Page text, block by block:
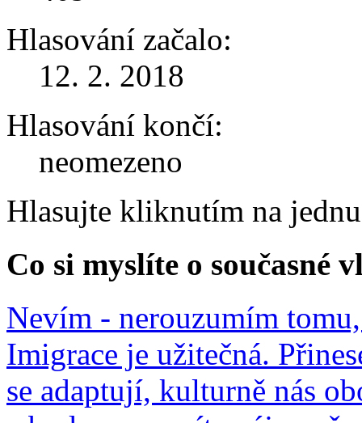
Hlasování začalo:
12. 2. 2018
Hlasování končí:
neomezeno
Hlasujte kliknutím na
Co si myslíte o současné
Nevím - nerouzumím
Imigrace je užitečná.
se adaptují, kulturně nás